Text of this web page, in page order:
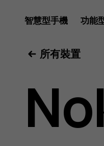
8.1
智慧型手機 功能
所有裝置